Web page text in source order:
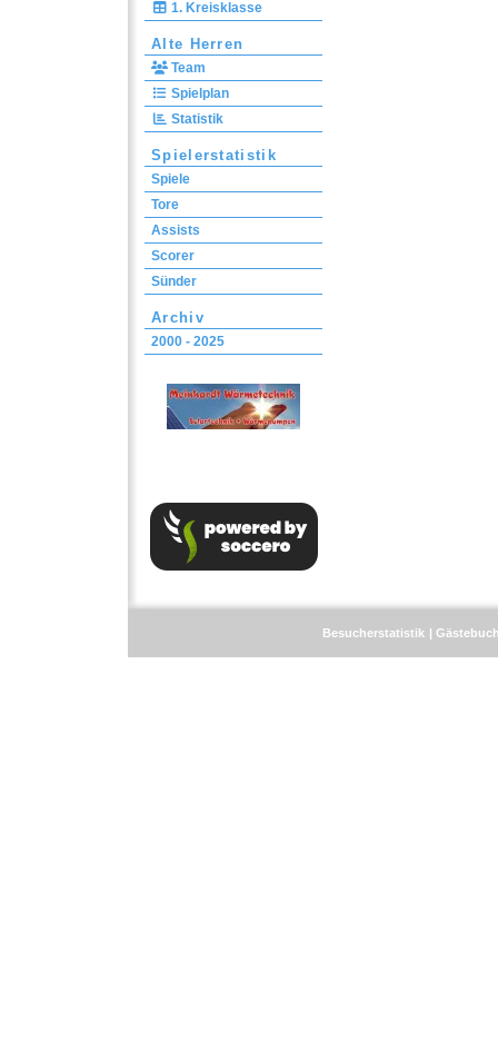
1. Kreisklasse
Alte Herren
Team
Spielplan
Statistik
Spielerstatistik
Spiele
Tore
Assists
Scorer
Sünder
Archiv
2000 - 2025
Besucherstatistik